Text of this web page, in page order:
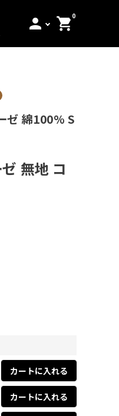
person 0
shopping_cart
ゼ 綿100% S
無地 コ
カートに入れる
カートに入れる